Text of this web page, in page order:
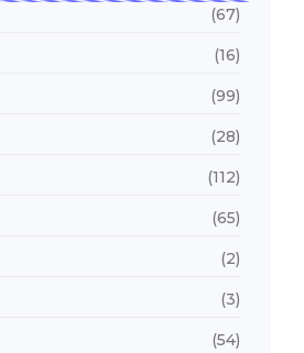
(67)
(16)
(99)
(28)
(112)
(65)
(2)
(3)
(54)